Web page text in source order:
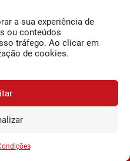
a sua experiência de
ou conteúdos
tráfego. Ao clicar em
de cookies.
O Jornal da Bairrada
Contactos
Termos e Condições
da Bairrada